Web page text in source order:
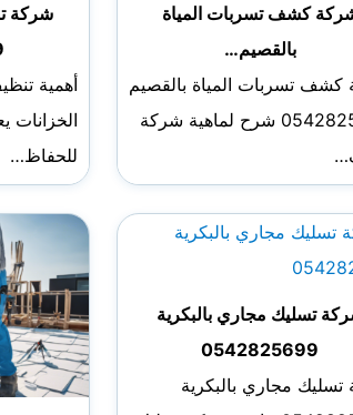
كشف تسربات المياة
بالقصيم…
تسربات المياة بالقصيم
0542825699 شرح لماهية شركة
شركة
أهمية
الخزانات
للحفاظ…
تسليك مجاري بالبكرية
0542825699
مجاري بالبكرية